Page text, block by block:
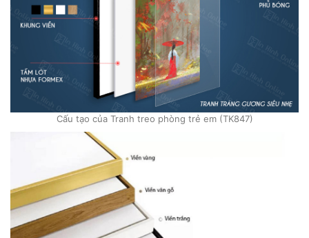
Cấu tạo của Tranh treo phòng trẻ em (TK847)